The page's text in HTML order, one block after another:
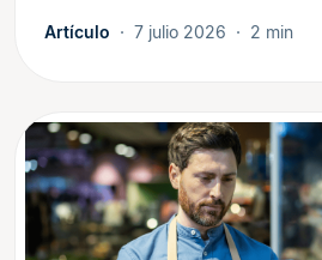
Artículo 7 julio 2026 2 min